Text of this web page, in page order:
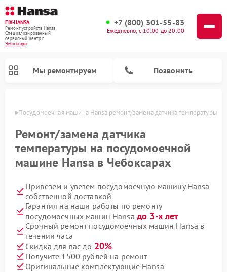
FIX-HANSA
Ремонт устройств Hansa
Специализированный
cервисный центр г.
Чебоксары
+7 (800) 301-55-83
Ежедневно, с 10:00 до 20:00
Мы ремонтируем Позвонить
Посудомоечная машина Hansa ремонт/замена датчика температуры
Ремонт/замена датчика
температуры на посудомоечной
машине Hansa в Чебоксарах
Привезем и увезем посудомоечную машину Hansa
собственной доставкой
Гарантия на наши работы по ремонту
посудомоечных машин Hansa до 3-х лет
Срочный ремонт посудомоечных машин Hansa в
течении часа
Скидка для вас до 20%
Получите 1500 рублей на ремонт
Оригинальные комплектующие Hansa